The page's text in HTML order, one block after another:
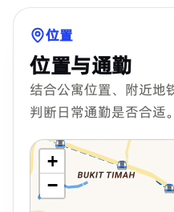
位置
位置与通勤
结合公寓位置、附近地
判断日常通勤是否合适。
+
−